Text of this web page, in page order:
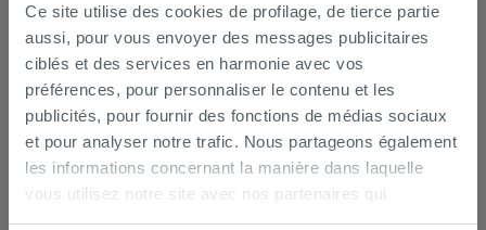
Ce site utilise des cookies de profilage, de tierce partie
aussi, pour vous envoyer des messages publicitaires
ciblés et des services en harmonie avec vos
préférences, pour personnaliser le contenu et les
publicités, pour fournir des fonctions de médias sociaux
et pour analyser notre trafic. Nous partageons également
les informations concernant la manière dans laquelle
vous utilisez notre site avec nos partenaires qui
s’occupent d’analyser les données Internet, les publicités
AJOUTER AU PANIER